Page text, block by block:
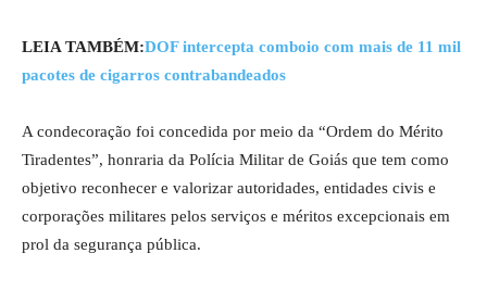
LEIA TAMBÉM:DOF intercepta comboio com mais de 11 mil
pacotes de cigarros contrabandeados
A condecoração foi concedida por meio da “Ordem do Mérito
Tiradentes”, honraria da Polícia Militar de Goiás que tem como
objetivo reconhecer e valorizar autoridades, entidades civis e
corporações militares pelos serviços e méritos excepcionais em
prol da segurança pública.